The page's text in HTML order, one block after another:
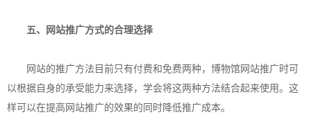
五、网站推广方式的合理选择
网站的推广方法目前只有付费和免费两种，博物馆网站推广时可
以根据自身的承受能力来选择，学会将这两种方法结合起来使用。这
样可以在提高网站推广的效果的同时降低推广成本。